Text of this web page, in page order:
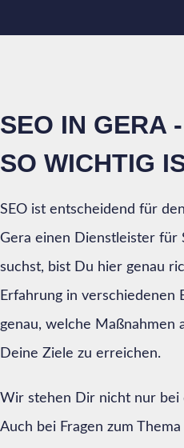
SEO IN GERA
SO WICHTIG
SEO ist entscheidend für
Gera einen Dienstleister für
suchst, bist Du hier genau
Erfahrung in verschiedenen
genau, welche Maßnahmen
Deine Ziele zu erreichen.
Wir stehen Dir nicht nur bei
Auch bei Fragen zum